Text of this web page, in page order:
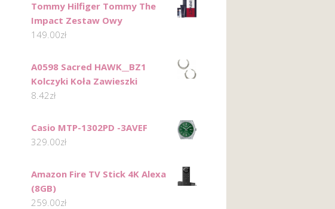
Tommy Hilfiger Tommy The
Impact Zestaw Owy
149.00zł
A0598 Sacred HAWK__BZ1
Kolczyki Koła Zawieszki
8.42zł
Casio MTP-1302PD -3AVEF
329.00zł
Amazon Fire TV Stick 4K Alexa
(8GB)
259.00zł